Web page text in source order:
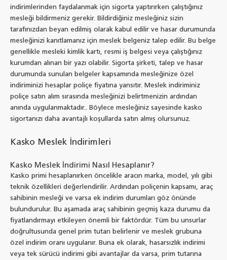
indirimlerinden faydalanmak için sigorta yaptırırken çalıştığınız
mesleği bildirmeniz gerekir. Bildirdiğiniz mesleğiniz sizin
tarafınızdan beyan edilmiş olarak kabul edilir ve hasar durumunda
mesleğinizi kanıtlamanız için meslek belgeniz talep edilir. Bu belge
genellikle mesleki kimlik kartı, resmi iş belgesi veya çalıştığınız
kurumdan alınan bir yazı olabilir. Sigorta şirketi, talep ve hasar
durumunda sunulan belgeler kapsamında mesleğinize özel
indiriminizi hesaplar poliçe fiyatına yansıtır. Meslek indiriminiz
poliçe satın alım sırasında mesleğinizi belirtmenizin ardından
anında uygulanmaktadır.. Böylece mesleğiniz sayesinde kasko
sigortanızı daha avantajlı koşullarda satın almış olursunuz.
Kasko Meslek İndirimleri
Kasko Meslek İndirimi Nasıl Hesaplanır?
Kasko primi hesaplanırken öncelikle aracın marka, model, yılı gibi
teknik özellikleri değerlendirilir. Ardından poliçenin kapsamı, araç
sahibinin mesleği ve varsa ek indirim durumları göz önünde
bulundurulur. Bu aşamada araç sahibinin geçmiş kaza durumu da
fiyatlandırmayı etkileyen önemli bir faktördür. Tüm bu unsurlar
doğrultusunda genel prim tutarı belirlenir ve meslek grubuna
özel indirim oranı uygulanır. Buna ek olarak, hasarsızlık indirimi
veya tek sürücü indirimi gibi avantajlar da varsa, prim tutarına